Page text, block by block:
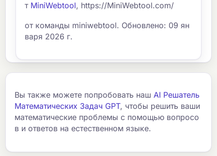
т MiniWebtool, https://MiniWebtool.com/
от команды miniwebtool. Обновлено: 09 ян
варя 2026 г.
Вы также можете попробовать нашAI Решатель
Математических Задач GPT, чтобы решить ваши
математические проблемы с помощью вопросо
в и ответов на естественном языке.